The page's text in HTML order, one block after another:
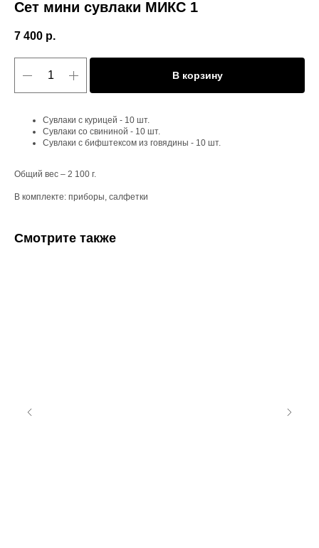
Сет мини сувлаки МИКС 1
7 400 р.
В корзину
Сувлаки с курицей - 10 шт.
Сувлаки со свининой - 10 шт.
Сувлаки с бифштексом из говядины - 10 шт.
Общий вес – 2 100 г.
В комплекте: приборы, салфетки
Смотрите также